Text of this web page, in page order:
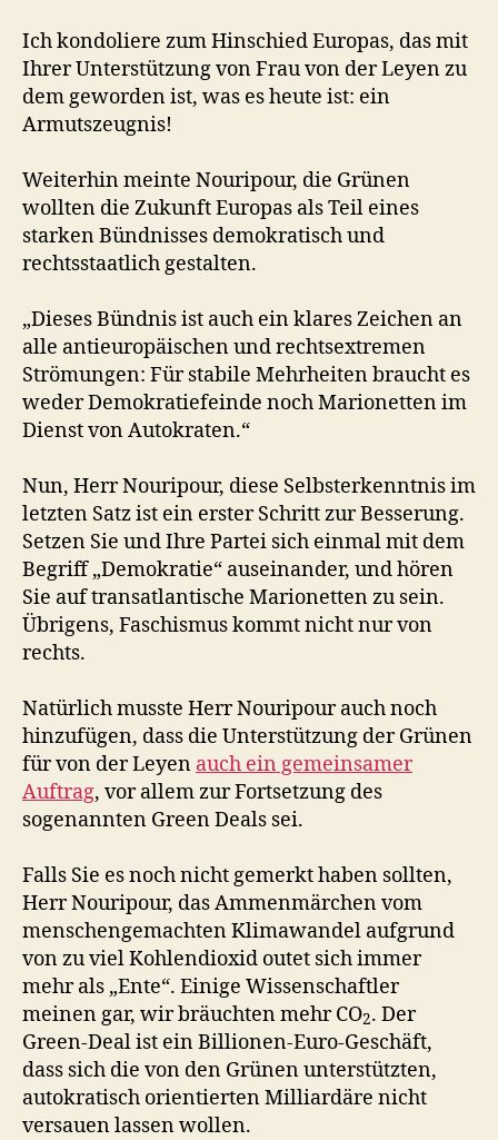
Ich kondoliere zum Hinschied Europas, das mit
Ihrer Unterstützung von Frau von der Leyen zu
dem geworden ist, was es heute ist: ein
Armutszeugnis!
Weiterhin meinte Nouripour, die Grünen
wollten die Zukunft Europas als Teil eines
starken Bündnisses demokratisch und
rechtsstaatlich gestalten.
„Dieses Bündnis ist auch ein klares Zeichen an
alle antieuropäischen und rechtsextremen
Strömungen: Für stabile Mehrheiten braucht es
weder Demokratiefeinde noch Marionetten im
Dienst von Autokraten.“
Nun, Herr Nouripour, diese Selbsterkenntnis im
letzten Satz ist ein erster Schritt zur Besserung.
Setzen Sie und Ihre Partei sich einmal mit dem
Begriff „Demokratie“ auseinander, und hören
Sie auf transatlantische Marionetten zu sein.
Übrigens, Faschismus kommt nicht nur von
rechts.
Natürlich musste Herr Nouripour auch noch
hinzufügen, dass die Unterstützung der Grünen
für von der Leyen auch ein gemeinsamer
Auftrag, vor allem zur Fortsetzung des
sogenannten Green Deals sei.
Falls Sie es noch nicht gemerkt haben sollten,
Herr Nouripour, das Ammenmärchen vom
menschengemachten Klimawandel aufgrund
von zu viel Kohlendioxid outet sich immer
mehr als „Ente“. Einige Wissenschaftler
meinen gar, wir bräuchten mehr CO2. Der
Green-Deal ist ein Billionen-Euro-Geschäft,
dass sich die von den Grünen unterstützten,
autokratisch orientierten Milliardäre nicht
versauen lassen wollen.